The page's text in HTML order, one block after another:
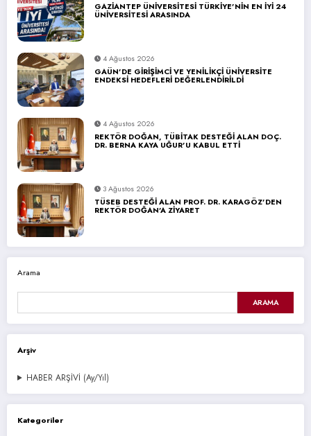
GAZİANTEP ÜNİVERSİTESİ TÜRKİYE’NİN EN İYİ 24
ÜNİVERSİTESİ ARASINDA
4 Ağustos 2026
GAÜN’DE GİRİŞİMCİ VE YENİLİKÇİ ÜNİVERSİTE
ENDEKSİ HEDEFLERİ DEĞERLENDİRİLDİ
4 Ağustos 2026
REKTÖR DOĞAN, TÜBİTAK DESTEĞİ ALAN DOÇ.
DR. BERNA KAYA UĞUR’U KABUL ETTİ
3 Ağustos 2026
TÜSEB DESTEĞİ ALAN PROF. DR. KARAGÖZ’DEN
REKTÖR DOĞAN’A ZİYARET
Arama
ARAMA
Arşiv
HABER ARŞİVİ (Ay/Yıl)
Kategoriler